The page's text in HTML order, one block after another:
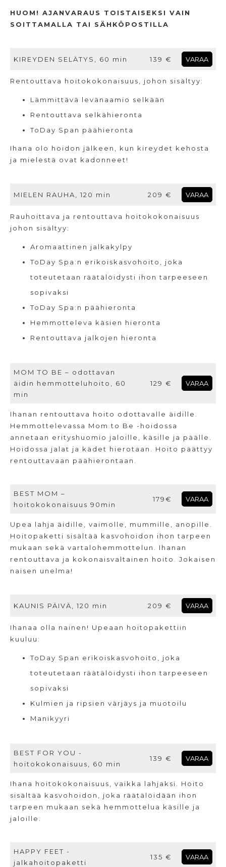
HUOM! AJANVARAUS TOISTAISEKSI VAIN
SOITTAMALLA TAI SÄHKÖPOSTILLA
KIREYDEN SELÄTYS, 60 min 139 € VARAA
Rentouttava hoitokokonaisuus, johon sisältyy:
Lämmittävä levänaamio selkään
Rentouttava selkähieronta
ToDay Span päähieronta
Ihana olo hoidon jälkeen, kun kireydet kehosta
ja mielestä ovat kadonneet!
MIELEN RAUHA, 120 min 209 € VARAA
Rauhoittava ja rentouttava hoitokokonaisuus
johon sisältyy:
Aromaattinen jalkakylpy
ToDay Spa:n erikoiskasvohoito, joka
toteutetaan räätälöidysti ihon tarpeeseen
sopivaksi
ToDay Spa:n päähieronta
Hemmotteleva käsien hieronta
Rentouttava jalkojen hieronta
MOM TO BE – odottavan
äidin hemmotteluhoito, 60
min
129 € VARAA
Ihanan rentouttava hoito odottavalle äidille.
Hemmottelevassa Mom to Be -hoidossa
annetaan erityshuomio jaloille, käsille ja päälle.
Hoidossa jalat ja kädet hierotaan. Hoito päättyy
rentouttavaan päähierontaan.
BEST MOM –
hoitokokonaisuus 90min
179€ VARAA
Upea lahja äidille, vaimolle, mummille, anopille.
Hoitopaketti sisältää kasvohoidon ihon tarpeen
mukaan sekä vartalohemmottelun. Ihanan
rentouttava ja kokonaisvaltainen hoito. Jokaisen
naisen unelma!
KAUNIS PÄIVÄ, 120 min 209 € VARAA
Ihanaa olla nainen! Upeaan hoitopakettiin
kuuluu:
ToDay Span erikoiskasvohoito, joka
toteutetaan räätälöidysti ihon tarpeeseen
sopivaksi
Kulmien ja ripsien värjäys ja muotoilu
Manikyyri
BEST FOR YOU -
hoitokokonaisuus, 60 min
139 € VARAA
Ihana hoitokokonaisuus, vaikka lahjaksi. Hoito
sisältää kasvohoidon, joka räätälöidään ihon
tarpeen mukaan sekä hemmottelua käsille ja
jaloille.
HAPPY FEET -
jalkahoitopaketti
135 € VARAA